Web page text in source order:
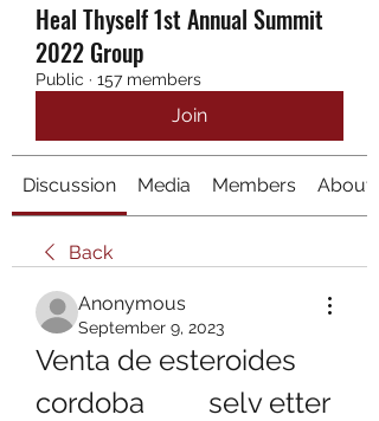
Heal Thyself 1st Annual Summit
2022 Group
Public · 157 members
Join
Discussion Media Members About
Back
Anonymous
September 9, 2023
Venta de esteroides
cordoba         selv etter